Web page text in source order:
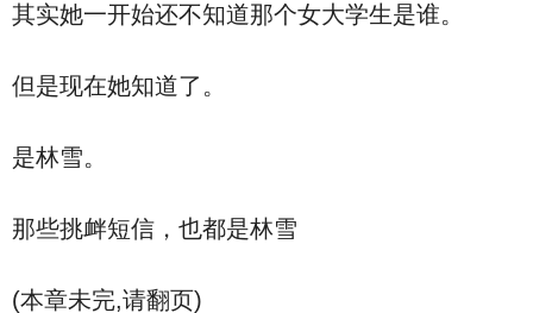
其实她一开始还不知道那个女大学生是谁。
但是现在她知道了。
是林雪。
那些挑衅短信，也都是林雪
(本章未完,请翻页)